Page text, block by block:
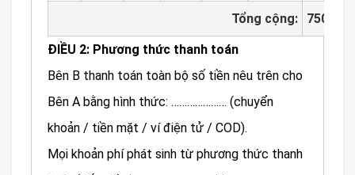
Tổng cộng: 750,000
ĐIỀU 2: Phương thức thanh toán
Bên B thanh toán toàn bộ số tiền nêu trên cho
Bên A bằng hình thức: ………………… (chuyển
khoản / tiền mặt / ví điện tử / COD).
Mọi khoản phí phát sinh từ phương thức thanh